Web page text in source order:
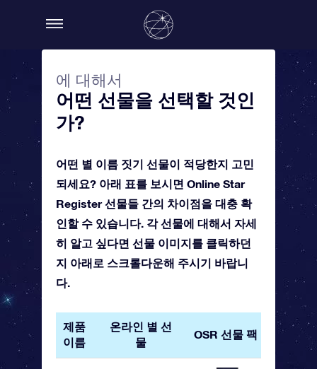
에 대해서
어떤 선물을 선택할 것인
가?
어떤 별 이름 짓기 선물이 적당한지 고민
되세요? 아래 표를 보시면 Online Star
Register 선물들 간의 차이점을 대충 확
인할 수 있습니다. 각 선물에 대해서 자세
히 알고 싶다면 선물 이미지를 클릭하던
지 아래로 스크롤다운해 주시기 바랍니
다.
제품
이름
온라인 별 선
물
OSR 선물 팩
OSR
카